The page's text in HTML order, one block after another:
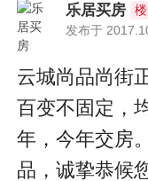
乐居买房
发布于
云城尚品尚街
百变不固定，
年，今年交房
品，诚挚恭候